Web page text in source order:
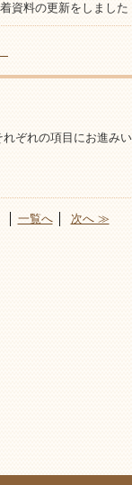
資料の更新をしました
ぞれの項目にお進み
│ 一覧へ│ 次へ ≫